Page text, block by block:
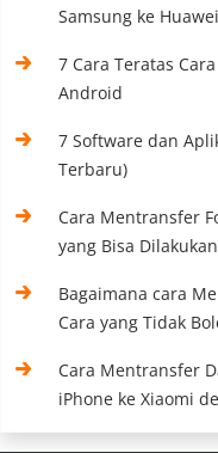
Samsung ke Huawei
7 Cara Teratas
Android
7 Software dan
Terbaru)
Cara Mentransfer
yang Bisa
Bagaimana cara
Cara yang Tidak
Cara Mentransfer
iPhone ke Xiaomi